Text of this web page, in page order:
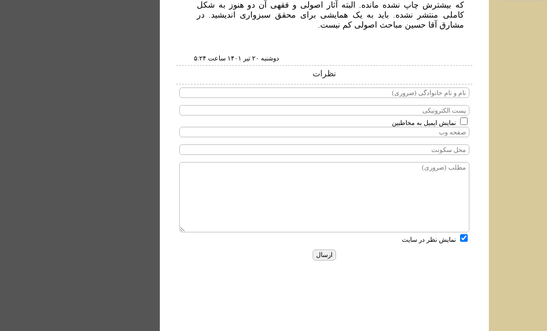
که بیشترش چاپ نشده مانده. البته آثار اصولی و فقهی آن دو هنوز به شکل
کاملی منتشر نشده. باید به یک همایشی برای محقق سبزواری اندیشید. در
مشارق آقا حسین مباحث اصولی کم نیست.
دوشنبه ۲۰ تير ۱۴۰۱ ساعت ۵:۲۴
نظرات
نمایش ایمیل به مخاطبین
نمایش نظر در سایت